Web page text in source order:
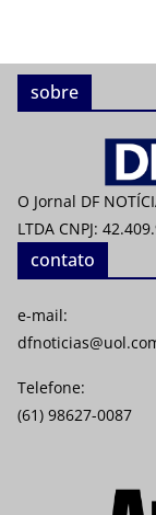
sobre
O Jornal DF
LTDA CNPJ:
contato
e-mail:
Telefone:
(61) 98627-0087